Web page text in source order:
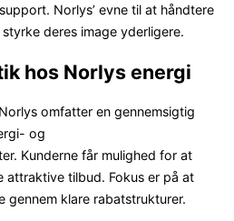
Norlys’ evne til at håndtere
deres image yderligere.
hos Norlys energi
omfatter en gennemsigtig
og
Kunderne får mulighed for at
attraktive tilbud. Fokus er på at
klare rabatstrukturer.